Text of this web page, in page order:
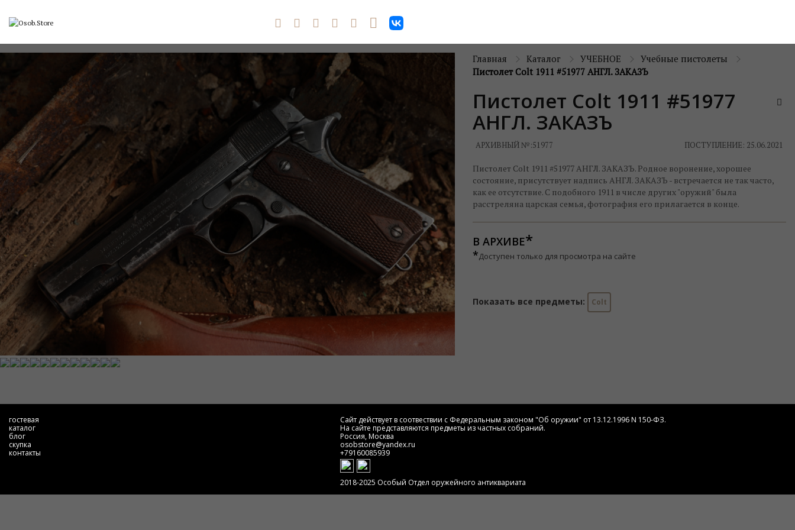
Главная Каталог УЧЕБНОЕ
Учебные пистолеты
Пистолет Colt 1911 #51977 АНГЛ. ЗАКАЗЪ
Пистолет Colt 1911 #51977
АНГЛ. ЗАКАЗЪ
АРХИВНЫЙ №:51977 ПОСТУПЛЕНИЕ: 25.06.2021
Пистолет Colt 1911 #51977 АНГЛ. ЗАКАЗЪ. Родное воронение, хорошее
состояние, присутствует надпись АНГЛ. ЗАКАЗЪ - встречается не так часто,
как ее отсутствие. С подобного 1911 в числе других "оружий" была
расстреляна царская семья, фотография его прилагается в конце.
В АРХИВЕ
*Доступен только для просмотра на сайте
Показать все предметы: Colt
гостевая
каталог
блог
скупка
контакты
Сайт действует в соотвествии с Федеральным законом "Об оружии" от 13.12.1996 N 150-ФЗ.
На сайте представляются предметы из частных собраний.
Россия, Москва
osobstore@yandex.ru
+79160085939
2018-2025 Особый Отдел оружейного антиквариата